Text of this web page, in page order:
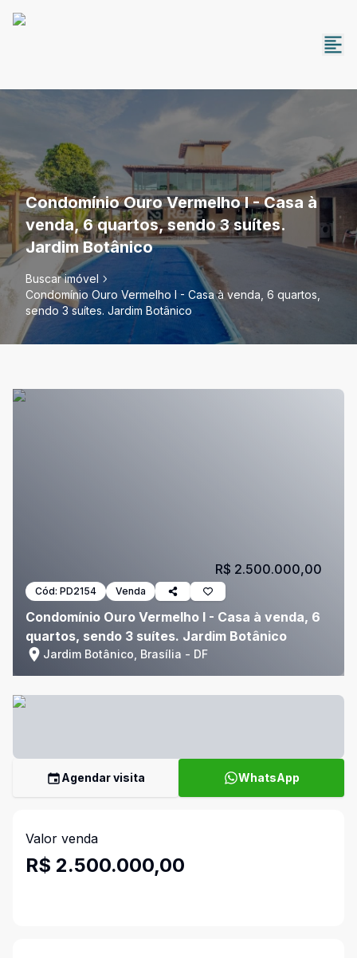
Condomínio Ouro Vermelho I - Casa à
venda, 6 quartos, sendo 3 suítes.
Jardim Botânico
Buscar imóvel
Condomínio Ouro Vermelho I - Casa à venda, 6 quartos,
sendo 3 suítes. Jardim Botânico
Cód: PD2154 Venda
Condomínio Ouro Vermelho I - Casa à venda, 6
quartos, sendo 3 suítes. Jardim Botânico
Jardim Botânico, Brasília - DF
R$ 2.500.000,00
Agendar visita WhatsApp
Valor venda
R$ 2.500.000,00